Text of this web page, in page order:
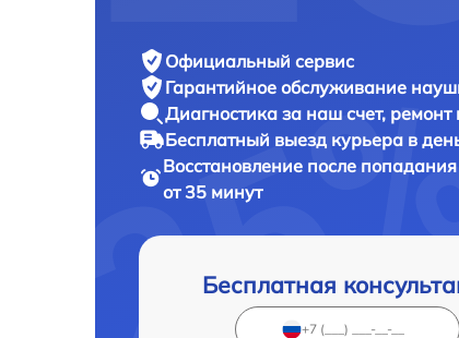
Официальный сервис
Гарантийное обслуживание
Диагностика за наш счет,
Бесплатный выезд курьера в
Восстановление после
от 35 минут
Бесплатная